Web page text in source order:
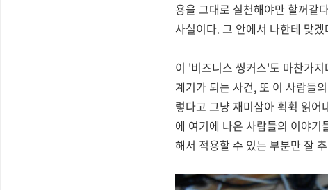
용을 그대로 실천해야만 할꺼같
사실이다. 그 안에서 나한테 맞
이 '비즈니스 씽커스'도 마찬가
계기가 되는 사건, 또 이 사람들
렇다고 그냥 재미삼아 휙휙 읽
에 여기에 나온 사람들의 이야
해서 적용할 수 있는 부분만 잘